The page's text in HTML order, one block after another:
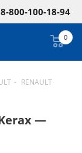
8-800-100-18-94
0
- RENAULT
—